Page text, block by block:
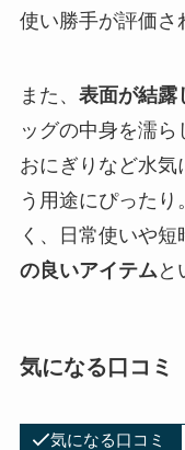
使い勝手が評価さ
また、 表面が結露
ッグの中身を濡
おにぎりなど水気
う用途にぴった
く、日常使いや
の良いアイテムと
気になる口コミ
気になる口コミ